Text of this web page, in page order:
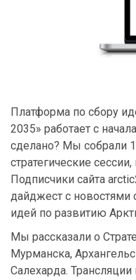
Платформа по сбору
2035» работает с
сделано? Мы собрали
стратегические
Подписчики сайта
дайджест с новостями
идей по развитию
Мы рассказали о
Мурманска,
Салехарда.